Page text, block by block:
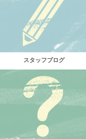
スタッフブログ